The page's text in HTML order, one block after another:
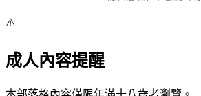
⚠️
成人內容提醒